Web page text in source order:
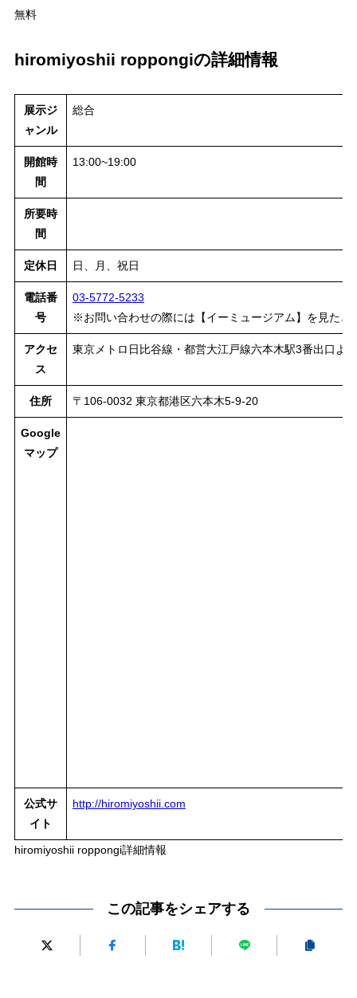
無料
hiromiyoshii roppongiの詳細情報
展示ジ
ャンル
総合
開館時
間
13:00~19:00
所要時
間
定休日 日、月、祝日
電話番
号
03-5772-5233
※お問い合わせの際には【イーミュージアム】を見たと
アクセ
ス
東京メトロ日比谷線・都営大江戸線六本木駅3番出口よ
住所 〒106-0032 東京都港区六本木5-9-20
Google
マップ
公式サ
イト
http://hiromiyoshii.com
hiromiyoshii roppongi詳細情報
この記事をシェアする